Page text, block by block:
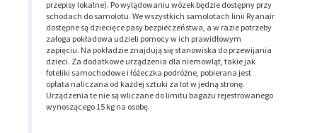
przepisy lokalne). Po wylądowaniu wózek będzie dostępny przy
schodach do samolotu. We wszystkich samolotach linii Ryanair
dostępne są dziecięce pasy bezpieczeństwa, a w razie potrzeby
załoga pokładowa udzieli pomocy w ich prawidłowym
zapięciu. Na pokładzie znajdują się stanowiska do przewijania
dzieci. Za dodatkowe urządzenia dla niemowląt, takie jak
foteliki samochodowe i łóżeczka podróżne, pobierana jest
opłata naliczana od każdej sztuki za lot w jedną stronę.
Urządzenia te nie są wliczane do limitu bagażu rejestrowanego
wynoszącego 15 kg na osobę.